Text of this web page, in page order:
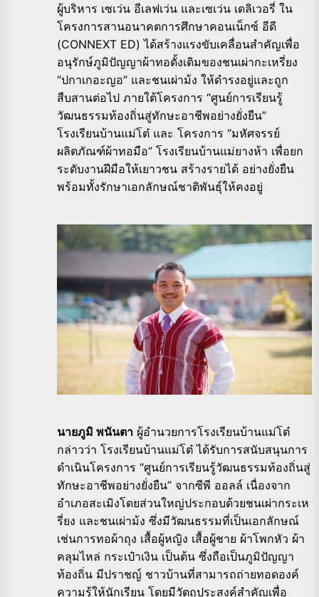
ผู้บริหาร เซเว่น อีเลฟเว่น และเซเว่น เดลิเวอรี่ ใน
โครงการสานอนาคตการศึกษาคอนเน็กซ์ อีดี
(CONNEXT ED) ได้สร้างแรงขับเคลื่อนสำคัญเพื่อ
อนุรักษ์ภูมิปัญญาผ้าทอดั้งเดิมของชนเผ่ากะเหรี่ยง
“ปกาเกอะญอ” และชนเผ่าม้ง ให้ดำรงอยู่และถูก
สืบสานต่อไป ภายใต้โครงการ “ศูนย์การเรียนรู้
วัฒนธรรมท้องถิ่นสู่ทักษะอาชีพอย่างยั่งยืน”
โรงเรียนบ้านแม่โต๋ และ โครงการ “มหัศจรรย์
ผลิตภัณฑ์ผ้าทอมือ” โรงเรียนบ้านแม่ยางห้า เพื่อยก
ระดับงานฝีมือให้เยาวชน สร้างรายได้ อย่างยั่งยืน
พร้อมทั้งรักษาเอกลักษณ์ชาติพันธุ์ให้คงอยู่
นายภูมิ พนันตา ผู้อำนวยการโรงเรียนบ้านแม่โต๋
กล่าวว่า โรงเรียนบ้านแม่โต๋ ได้รับการสนับสนุนการ
ดำเนินโครงการ “ศูนย์การเรียนรู้วัฒนธรรมท้องถิ่นสู่
ทักษะอาชีพอย่างยั่งยืน” จากซีพี ออลล์ เนื่องจาก
อำเภอสะเมิงโดยส่วนใหญ่ประกอบด้วยชนเผ่ากระเห
รี่ยง และชนเผ่าม้ง ซึ่งมีวัฒนธรรมที่เป็นเอกลักษณ์
เช่นการทอผ้าถุง เสื้อผู้หญิง เสื้อผู้ชาย ผ้าโพกหัว ผ้า
คลุมไหล่ กระเป๋าเงิน เป็นต้น ซึ่งถือเป็นภูมิปัญญา
ท้องถิ่น มีปราชญ์ ชาวบ้านที่สามารถถ่ายทอดองค์
ความรู้ให้นักเรียน โดยมีวัตถุประสงค์สำคัญเพื่อ